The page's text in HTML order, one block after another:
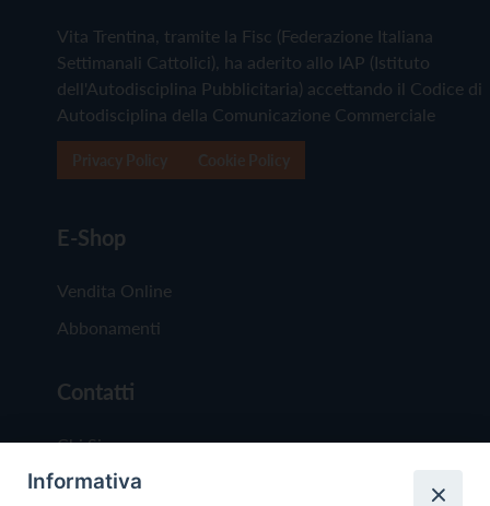
Vita Trentina, tramite la Fisc (Federazione Italiana
Settimanali Cattolici), ha aderito allo IAP (Istituto
dell'Autodisciplina Pubblicitaria) accettando il Codice di
Autodisciplina della Comunicazione Commerciale
E-Shop
Vendita Online
Abbonamenti
Contatti
Chi Siamo
Redazione
Informativa